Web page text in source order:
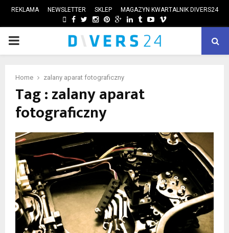
REKLAMA NEWSLETTER SKLEP MAGAZYN KWARTALNIK DIVERS24
FACEBOOK
TWITTER
INSTAGRAM
PINTEREST
GOOGLE
LINKEDIN
TUMBLRYOUTUBE
VIMEO
PRIMARY
Home zalany aparat fotograficzny
Tag : zalany aparat
fotograficzny